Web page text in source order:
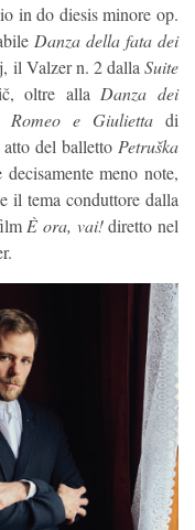
in do diesis minore op.
Danza della fata dei
il Valzer n. 2 dallaSuite
oltre alla Danza dei
Romeo e Giuliettadi
del balletto Petruška
meno note,
il tema conduttore dalla
È ora, vai!diretto nel